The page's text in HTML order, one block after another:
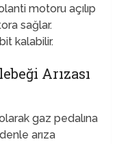
motoru açılıp
sağlar.
kalabilir.
Arızası
gaz pedalına
arıza